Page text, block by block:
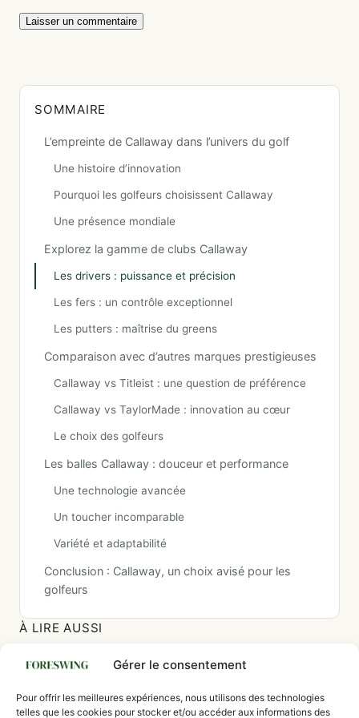
Gérer le consentement
Pour offrir les meilleures expériences, nous utilisons des technologies
telles que les cookies pour stocker et/ou accéder aux informations des
SOMMAIRE
L’empreinte de Callaway dans l’univers du golf
Une histoire d’innovation
Pourquoi les golfeurs choisissent Callaway
Une présence mondiale
Explorez la gamme de clubs Callaway
Les drivers : puissance et précision
Les fers : un contrôle exceptionnel
Les putters : maîtrise du greens
Comparaison avec d’autres marques prestigieuses
Callaway vs Titleist : une question de préférence
Callaway vs TaylorMade : innovation au cœur
Le choix des golfeurs
Les balles Callaway : douceur et performance
Une technologie avancée
Un toucher incomparable
Variété et adaptabilité
Conclusion : Callaway, un choix avisé pour les
golfeurs
À LIRE AUSSI
selon votre niveau ? Guide complet
Callaway Big Bertha : Le club qui a changé le